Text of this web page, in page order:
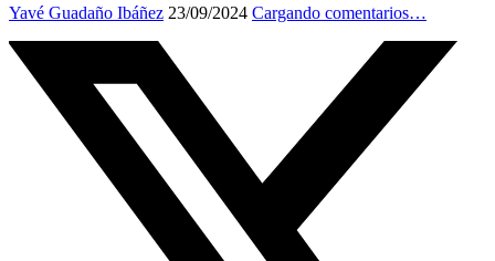
Yavé Guadaño Ibáñez 23/09/2024 Cargando comentarios…